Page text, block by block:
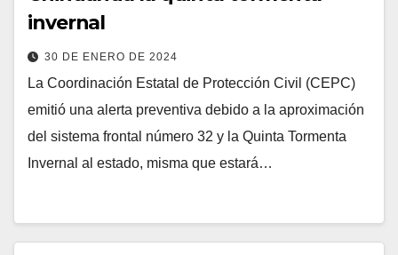
invernal
30 DE ENERO DE 2024
La Coordinación Estatal de Protección Civil (CEPC)
emitió una alerta preventiva debido a la aproximación
del sistema frontal número 32 y la Quinta Tormenta
Invernal al estado, misma que estará…